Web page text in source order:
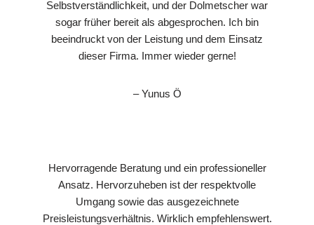
Selbstverständlichkeit, und der Dolmetscher war
sogar früher bereit als abgesprochen. Ich bin
beeindruckt von der Leistung und dem Einsatz
dieser Firma. Immer wieder gerne!
– Yunus Ö
Hervorragende Beratung und ein professioneller
Ansatz. Hervorzuheben ist der respektvolle
Umgang sowie das ausgezeichnete
Preisleistungsverhältnis. Wirklich empfehlenswert.